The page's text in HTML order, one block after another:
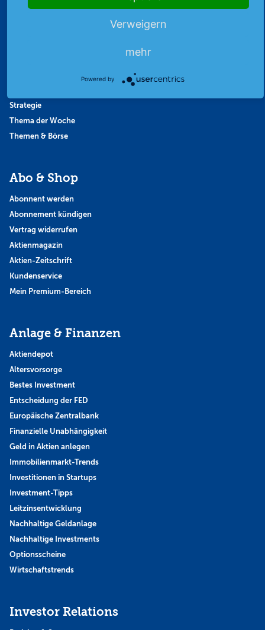
Strategie
Thema der Woche
Themen & Börse
Abo & Shop
Abonnent werden
Abonnement kündigen
Vertrag widerrufen
Aktienmagazin
Aktien-Zeitschrift
Kundenservice
Mein Premium-Bereich
Anlage & Finanzen
Aktiendepot
Altersvorsorge
Bestes Investment
Entscheidung der FED
Europäische Zentralbank
Finanzielle Unabhängigkeit
Geld in Aktien anlegen
Immobilienmarkt-Trends
Investitionen in Startups
Investment-Tipps
Leitzinsentwicklung
Nachhaltige Geldanlage
Nachhaltige Investments
Optionsscheine
Wirtschaftstrends
Investor Relations
Verweigern
mehr
Powered by